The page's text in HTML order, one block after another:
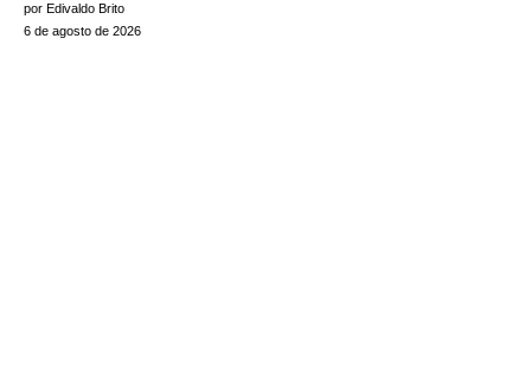
por Edivaldo Brito
6 de agosto de 2026